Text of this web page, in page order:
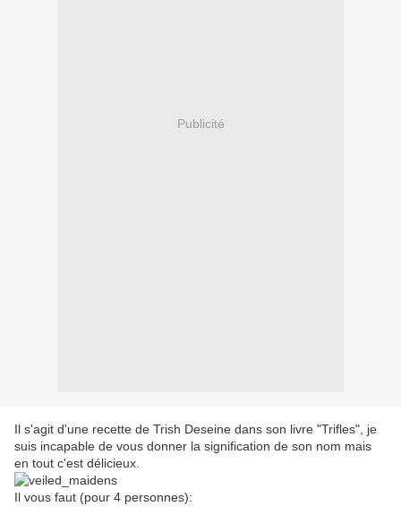
Publicité
Il s'agit d'une recette de Trish Deseine dans son livre "Trifles", je
suis incapable de vous donner la signification de son nom mais
en tout c'est délicieux.
Il vous faut (pour 4 personnes):